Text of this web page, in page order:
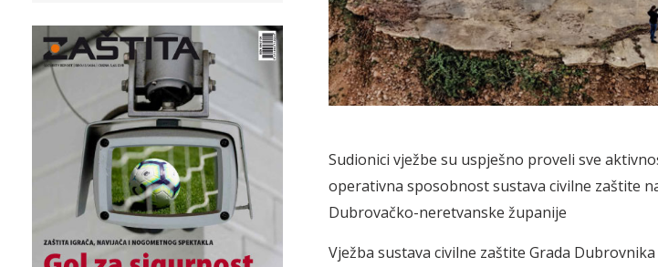
Sudionici vježbe su uspješno proveli sve
operativna sposobnost sustava civilne zaštite
Dubrovačko-neretvanske županije
Vježba sustava civilne zaštite Grada